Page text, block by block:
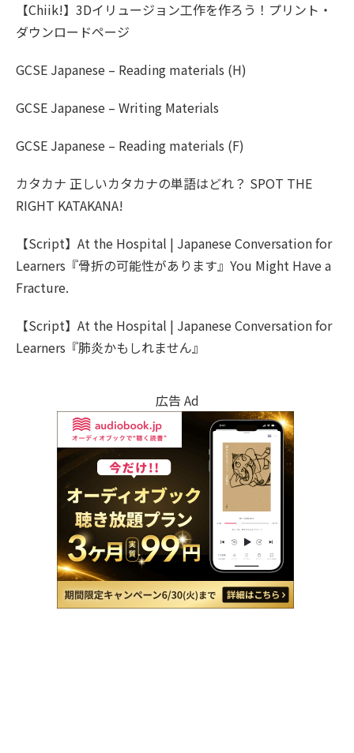
【Chiik!】3Dイリュージョン工作を作ろう！プリント・
ダウンロードページ
GCSE Japanese – Reading materials (H)
GCSE Japanese – Writing Materials
GCSE Japanese – Reading materials (F)
カタカナ 正しいカタカナの単語はどれ？ SPOT THE
RIGHT KATAKANA!
【Script】At the Hospital | Japanese Conversation for
Learners『骨折の可能性があります』You Might Have a
Fracture.
【Script】At the Hospital | Japanese Conversation for
Learners『肺炎かもしれません』
広告 Ad